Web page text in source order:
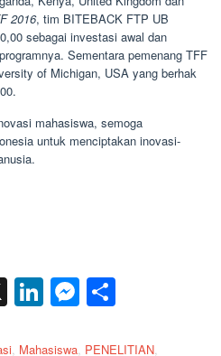
2016, tim BITEBACK FTP UB
sebagai investasi awal dan
Sementara pemenang TFF
of Michigan, USA yang berhak
mahasiswa, semoga
untuk menciptakan inovasi-
X LinkedIn
, Mahasiswa, PENELITIAN,